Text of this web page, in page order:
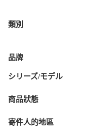
類別
品牌
シリーズ/モデル
商品狀態
寄件人的地區